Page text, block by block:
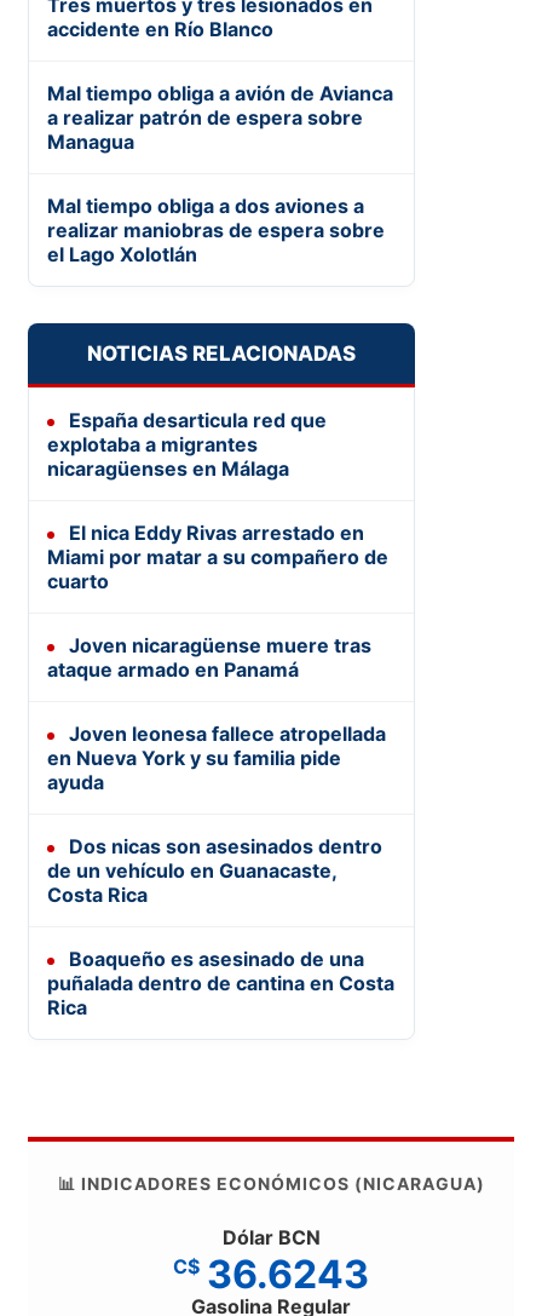
accidente en Río Blanco
Mal tiempo obliga a avión de Avianca
a realizar patrón de espera sobre
Managua
Mal tiempo obliga a dos aviones a
realizar maniobras de espera sobre
el Lago Xolotlán
NOTICIAS RELACIONADAS
España desarticula red que
explotaba a migrantes
nicaragüenses en Málaga
El nica Eddy Rivas arrestado en
Miami por matar a su compañero de
cuarto
Joven nicaragüense muere tras
ataque armado en Panamá
Joven leonesa fallece atropellada
en Nueva York y su familia pide
ayuda
Dos nicas son asesinados dentro
de un vehículo en Guanacaste,
Costa Rica
Boaqueño es asesinado de una
puñalada dentro de cantina en Costa
Rica
📊 INDICADORES ECONÓMICOS (NICARAGUA)
Dólar BCN
C$ 36.6243
Gasolina Regular